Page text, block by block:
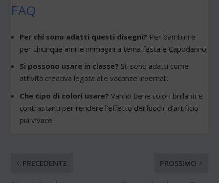
FAQ
Per chi sono adatti questi disegni? Per bambini e
per chiunque ami le immagini a tema festa e Capodanno.
Si possono usare in classe? Sì, sono adatti come
attività creativa legata alle vacanze invernali.
Che tipo di colori usare? Vanno bene colori brillanti e
contrastanti per rendere l’effetto dei fuochi d’artificio
più vivace.
PRECEDENTE PROSSIMO